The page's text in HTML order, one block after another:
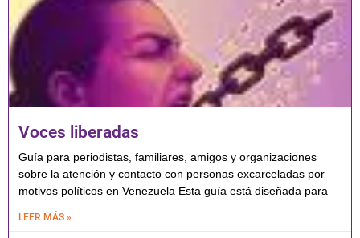
Voces liberadas
Guía para periodistas, familiares, amigos y organizaciones
sobre la atención y contacto con personas excarceladas por
motivos políticos en Venezuela Esta guía está diseñada para
LEER MÁS »